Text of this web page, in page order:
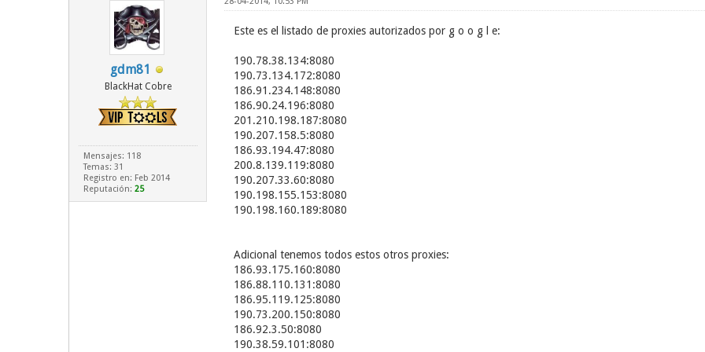
gdm81
BlackHat Cobre
Mensajes: 118
Temas: 31
Registro en: Feb 2014
Reputación: 25
Este es el listado de proxies autorizados por g o o g l e:
190.78.38.134:8080
190.73.134.172:8080
186.91.234.148:8080
186.90.24.196:8080
201.210.198.187:8080
190.207.158.5:8080
186.93.194.47:8080
200.8.139.119:8080
190.207.33.60:8080
190.198.155.153:8080
190.198.160.189:8080
Adicional tenemos todos estos otros proxies:
186.93.175.160:8080
186.88.110.131:8080
186.95.119.125:8080
190.73.200.150:8080
186.92.3.50:8080
190.38.59.101:8080